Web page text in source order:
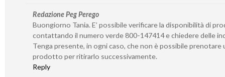
Redazione Peg Perego
Buongiorno Tania. E’ possibile verificare la disponibilità di
contattando il numero verde 800-147414 e chiedere delle
Tenga presente, in ogni caso, che non è possibile prenotare
prodotto per ritirarlo successivamente.
Reply